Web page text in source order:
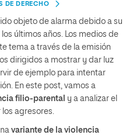
DE DERECHO
objeto de alarma debido a su
últimos años. Los medios de
tema a través de la emisión
dirigidos a mostrar y dar luz
de ejemplo para intentar
En este post, vamos a
filio-parental y a analizar el
agresores.
variante de la violencia